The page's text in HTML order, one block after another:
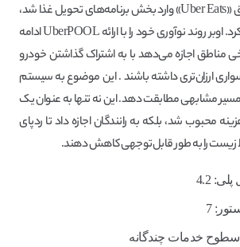
بگیرید، زمانی که از طریق «Uber Eats» وارد بخش برنامه‌های تحویل غذا شد،
راه را برای این کار هموار کرد. اوبر روند نوآوری خود را با ارائه UberPOOL ادامه
مناطق اجازه می‌دهد با به اشتراک گذاشتن خودرو
ارزان‌تری داشته باشند . این موضوع به سیستم
مسیر مشابهی مطابقت دهد. این نه تنها به عنوان یک
محبوب شد، بلکه به رانندگان اجازه داد تا ردپای
را به طور قابل‌توجهی کاهش دهند.
4.2
7
خدمات چندگانه